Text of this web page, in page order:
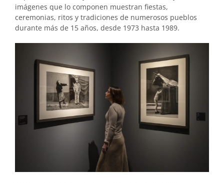
imágenes que lo componen muestran fiestas,
ceremonias, ritos y tradiciones de numerosos pueblos
durante más de 15 años, desde 1973 hasta 1989.